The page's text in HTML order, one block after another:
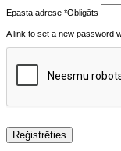
Epasta adrese *Obligāts
A link to set a new password
Reģistrēties